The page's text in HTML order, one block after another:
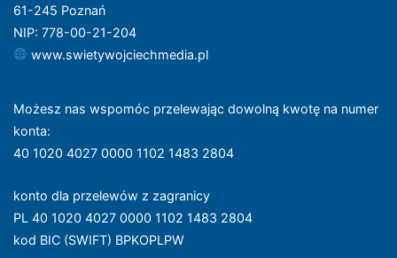
61-245 Poznań
NIP: 778-00-21-204
www.swietywojciechmedia.pl
Możesz nas wspomóc przelewając dowolną kwotę na numer
konta:
40 1020 4027 0000 1102 1483 2804
konto dla przelewów z zagranicy
PL 40 1020 4027 0000 1102 1483 2804
kod BIC (SWIFT) BPKOPLPW